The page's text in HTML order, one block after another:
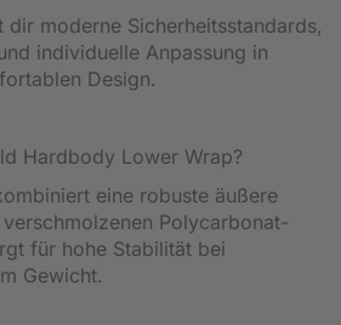
dir moderne Sicherheitsstandards,
individuelle Anpassung in
Design.
Hardbody Lower Wrap?
eine robuste äußere
Polycarbonat-
für hohe Stabilität bei
Gewicht.